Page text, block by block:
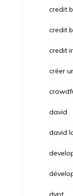
credit
credit
credit
créer
david
david
dvpt